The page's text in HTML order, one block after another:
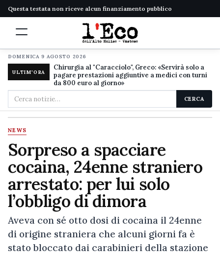
Questa testata non riceve alcun finanziamento pubblico
DOMENICA 9 AGOSTO 2026
ULTIM'ORA
Chirurgia al "Caracciolo", Greco: «Servirà solo a
pagare prestazioni aggiuntive a medici con turni
da 800 euro al giorno»
Cerca
nel
sito
CERCA
NEWS
Sorpreso a spacciare
cocaina, 24enne straniero
arrestato: per lui solo
l’obbligo di dimora
Aveva con sé otto dosi di cocaina il 24enne
di origine straniera che alcuni giorni fa è
stato bloccato dai carabinieri della stazione